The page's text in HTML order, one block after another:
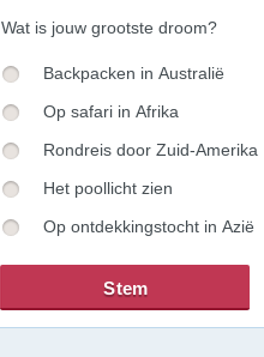
Wat is jouw grootste droom?
Backpacken in Australië
Op safari in Afrika
Rondreis door Zuid-Amerika
Het poollicht zien
Op ontdekkingstocht in Azië